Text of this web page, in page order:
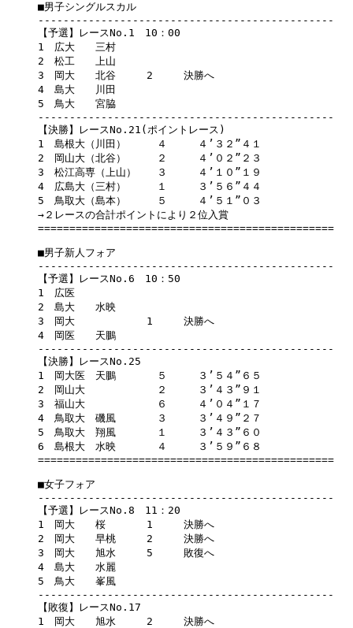
■男子シングルスカル
-----------------------------------------------
【予選】レースNo.1　10：00
1　広大　　三村
2　松工　　上山
3　岡大　　北谷　　　2　　　決勝へ
4　島大　　川田
5　鳥大　　宮脇
-----------------------------------------------
【決勝】レースNo.21(ポイントレース)
1　島根大（川田）　　　４　　　４’３２”４１
2　岡山大（北谷）　　　２　　　４’０２”２３
3　松江高専（上山）　　３　　　４’１０”１９
4　広島大（三村）　　　１　　　３’５６”４４
5　鳥取大（島本）　　　５　　　４’５１”０３
→２レースの合計ポイントにより２位入賞
===============================================
■男子新人フォア
-----------------------------------------------
【予選】レースNo.6　10：50
1　広医
2　島大　　水映
3　岡大　　　　　　　1　　　決勝へ
4　岡医　　天鵬
-----------------------------------------------
【決勝】レースNo.25
1　岡大医　天鵬　　　　５　　　３’５４”６５
2　岡山大　　　　　　　２　　　３’４３”９１
3　福山大　　　　　　　６　　　４’０４”１７
4　鳥取大　磯風　　　　３　　　３’４９”２７
5　鳥取大　翔風　　　　１　　　３’４３”６０
6　島根大　水映　　　　４　　　３’５９”６８
===============================================
■女子フォア
-----------------------------------------------
【予選】レースNo.8　11：20
1　岡大　　桜　　　　1　　　決勝へ
2　岡大　　早桃　　　2　　　決勝へ
3　岡大　　旭水　　　5　　　敗復へ
4　島大　　水麗
5　鳥大　　峯風
-----------------------------------------------
【敗復】レースNo.17
1　岡大　　旭水　　　2　　　決勝へ